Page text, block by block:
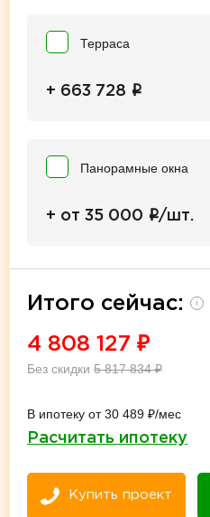
Терраса
+ 663 728 i
Панорамные окна
+ от 35 000 i/шт.
Итого сейчас: i
4 808 127 ₽
Без скидки 5 817 834₽
В ипотеку от 30 489 ₽/мес
Расчитать ипотеку
Купить проект